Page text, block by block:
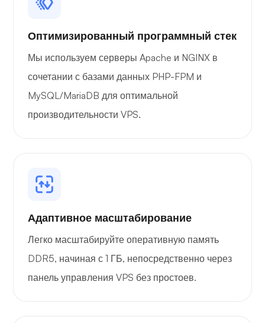
Оптимизированный программный стек
Мы используем серверы Apache и NGINX в
сочетании с базами данных PHP-FPM и
MySQL/MariaDB для оптимальной
производительности VPS.
Адаптивное масштабирование
Легко масштабируйте оперативную память
DDR5, начиная с 1 ГБ, непосредственно через
панель управления VPS без простоев.